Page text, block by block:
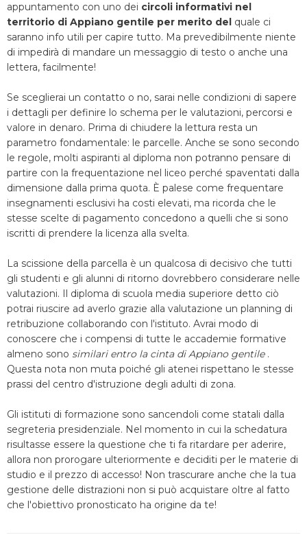
appuntamento con uno dei circoli informativi nel
territorio di Appiano gentile per merito del quale ci
saranno info utili per capire tutto. Ma prevedibilmente niente
di impedirà di mandare un messaggio di testo o anche una
lettera, facilmente!
Se sceglierai un contatto o no, sarai nelle condizioni di sapere
i dettagli per definire lo schema per le valutazioni, percorsi e
valore in denaro. Prima di chiudere la lettura resta un
parametro fondamentale: le parcelle. Anche se sono secondo
le regole, molti aspiranti al diploma non potranno pensare di
partire con la frequentazione nel liceo perché spaventati dalla
dimensione dalla prima quota. È palese come frequentare
insegnamenti esclusivi ha costi elevati, ma ricorda che le
stesse scelte di pagamento concedono a quelli che si sono
iscritti di prendere la licenza alla svelta.
La scissione della parcella è un qualcosa di decisivo che tutti
gli studenti e gli alunni di ritorno dovrebbero considerare nelle
valutazioni. Il diploma di scuola media superiore detto ciò
potrai riuscire ad averlo grazie alla valutazione un planning di
retribuzione collaborando con l'istituto. Avrai modo di
conoscere che i compensi di tutte le accademie formative
almeno sono similari entro la cinta di Appiano gentile .
Questa nota non muta poiché gli atenei rispettano le stesse
prassi del centro d'istruzione degli adulti di zona.
Gli istituti di formazione sono sancendoli come statali dalla
segreteria presidenziale. Nel momento in cui la schedatura
risultasse essere la questione che ti fa ritardare per aderire,
allora non prorogare ulteriormente e deciditi per le materie di
studio e il prezzo di accesso! Non trascurare anche che la tua
gestione delle distrazioni non si può acquistare oltre al fatto
che l'obiettivo pronosticato ha origine da te!